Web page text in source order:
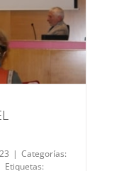
| Categorías:
Etiquetas: